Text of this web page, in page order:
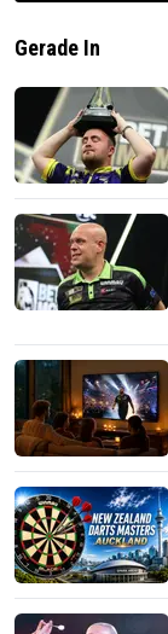
Gerade In